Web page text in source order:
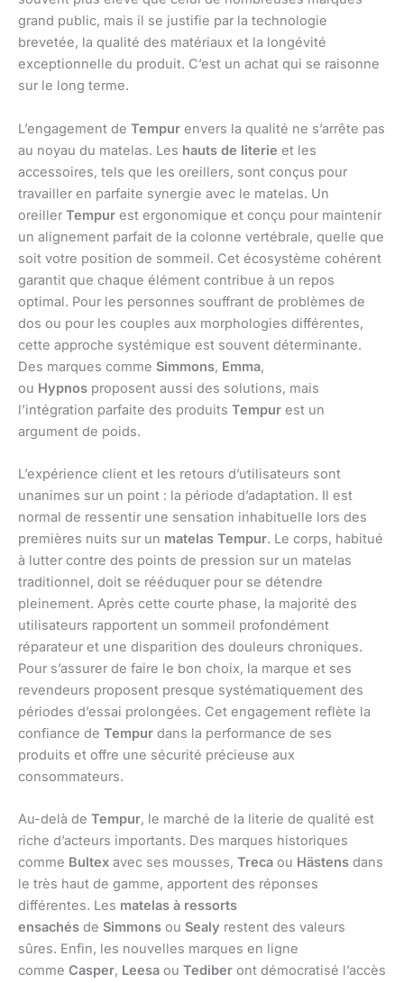
grand public, mais il se justifie par la technologie
brevetée, la qualité des matériaux et la longévité
exceptionnelle du produit. C’est un achat qui se raisonne
sur le long terme.
L’engagement de Tempur envers la qualité ne s’arrête pas
au noyau du matelas. Les hauts de literie et les
accessoires, tels que les oreillers, sont conçus pour
travailler en parfaite synergie avec le matelas. Un
oreiller Tempur est ergonomique et conçu pour maintenir
un alignement parfait de la colonne vertébrale, quelle que
soit votre position de sommeil. Cet écosystème cohérent
garantit que chaque élément contribue à un repos
optimal. Pour les personnes souffrant de problèmes de
dos ou pour les couples aux morphologies différentes,
cette approche systémique est souvent déterminante.
Des marques comme Simmons, Emma,
ou Hypnos proposent aussi des solutions, mais
l’intégration parfaite des produits Tempur est un
argument de poids.
L’expérience client et les retours d’utilisateurs sont
unanimes sur un point : la période d’adaptation. Il est
normal de ressentir une sensation inhabituelle lors des
premières nuits sur un matelas Tempur. Le corps, habitué
à lutter contre des points de pression sur un matelas
traditionnel, doit se rééduquer pour se détendre
pleinement. Après cette courte phase, la majorité des
utilisateurs rapportent un sommeil profondément
réparateur et une disparition des douleurs chroniques.
Pour s’assurer de faire le bon choix, la marque et ses
revendeurs proposent presque systématiquement des
périodes d’essai prolongées. Cet engagement reflète la
confiance de Tempur dans la performance de ses
produits et offre une sécurité précieuse aux
consommateurs.
Au-delà de Tempur, le marché de la literie de qualité est
riche d’acteurs importants. Des marques historiques
comme Bultex avec ses mousses, Treca ou Hästens dans
le très haut de gamme, apportent des réponses
différentes. Les matelas à ressorts
ensachés de Simmons ou Sealy restent des valeurs
sûres. Enfin, les nouvelles marques en ligne
comme Casper, Leesa ou Tediber ont démocratisé l’accès